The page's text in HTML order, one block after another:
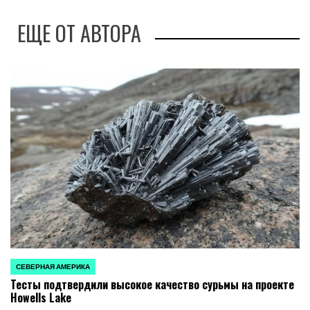
ЕЩЕ ОТ АВТОРА
ОПУБЛИКОВАНО
В
СЕВЕРНАЯ АМЕРИКА
Тесты подтвердили высокое качество сурьмы на проекте
Howells Lake